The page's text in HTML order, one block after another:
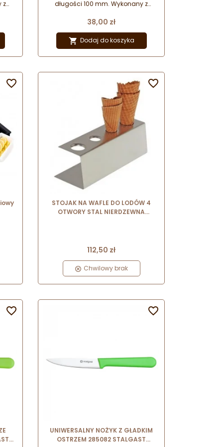
z
mm
długości 100 mm. Wykonany z
bezpiecznego mycia w zmywarce.
Cena
38,00 zł
 Dodaj do koszyka

STOJAK NA WAFLE DO LODÓW 4
OTWORY STAL NIERDZEWNA
Cena
112,50 zł
Chwilowy brak


UNIWERSALNY NOŻYK Z GŁADKIM
OSTRZEM 285082 STALGAST
